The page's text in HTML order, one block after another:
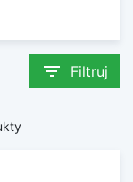
filter_list Filtruj